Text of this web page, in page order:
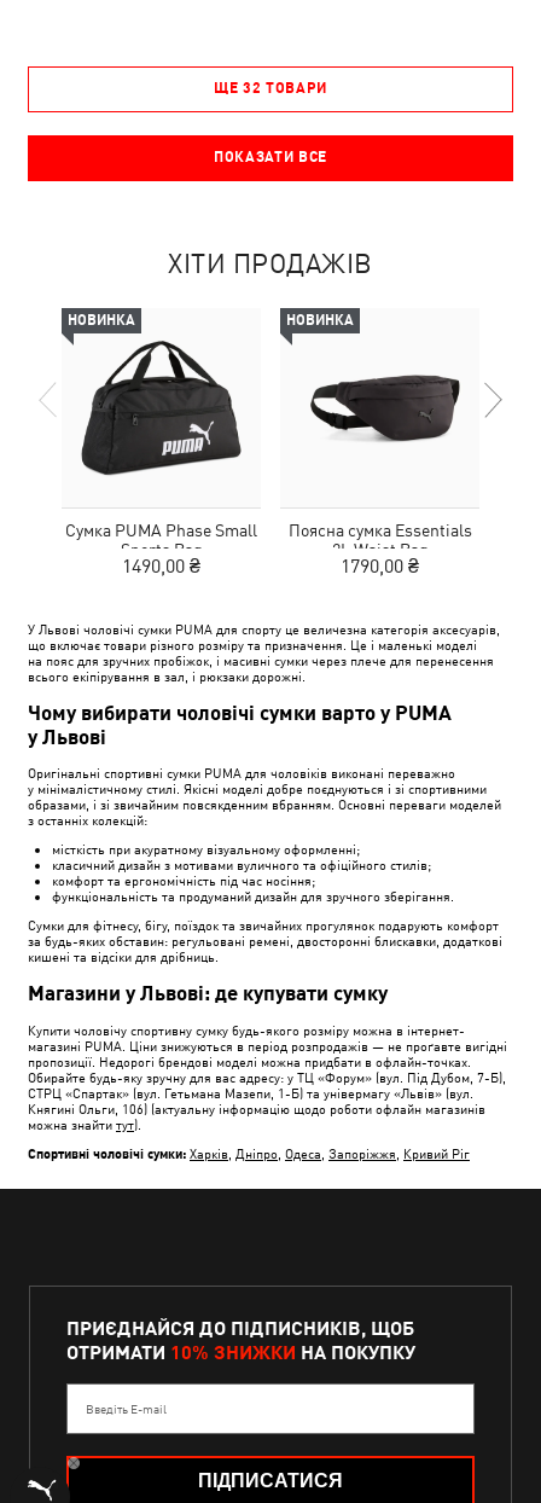
ЩЕ 32 ТОВАРИ
ПОКАЗАТИ ВСЕ
ХІТИ ПРОДАЖІВ
НОВИНКА
Сумка PUMA Phase Small
Sports Bag
1490,00 ₴
НОВИНКА
Поясна сумка Essentials
2L Waist Bag
1790,00 ₴
У Львові чоловічі сумки PUMA для спорту це величезна категорія аксесуарів,
що включає товари різного розміру та призначення. Це і маленькі моделі
на пояс для зручних пробіжок, і масивні сумки через плече для перенесення
всього екіпірування в зал, і рюкзаки дорожні.
Чому вибирати чоловічі сумки варто у PUMA
у Львові
Оригінальні спортивні сумки PUMA для чоловіків виконані переважно
у мінімалістичному стилі. Якісні моделі добре поєднуються і зі спортивними
образами, і зі звичайним повсякденним вбранням. Основні переваги моделей
з останніх колекцій:
місткість при акуратному візуальному оформленні;
класичний дизайн з мотивами вуличного та офіційного стилів;
комфорт та ергономічність під час носіння;
функціональність та продуманий дизайн для зручного зберігання.
Сумки для фітнесу, бігу, поїздок та звичайних прогулянок подарують комфорт
за будь-яких обставин: регульовані ремені, двосторонні блискавки, додаткові
кишені та відсіки для дрібниць.
Магазини у Львові: де купувати сумку
Купити чоловічу спортивну сумку будь-якого розміру можна в інтернет-
магазині PUMA. Ціни знижуються в період розпродажів — не проґавте вигідні
пропозиції. Недорогі брендові моделі можна придбати в офлайн-точках.
Обирайте будь-яку зручну для вас адресу: у ТЦ «Форум» (вул. Під Дубом, 7-Б),
СТРЦ «Спартак» (вул. Гетьмана Мазепи, 1-Б) та універмагу «Львів» (вул.
Княгині Ольги, 106) (актуальну інформацію щодо роботи офлайн магазинів
можна знайти тут).
Спортивні чоловічі сумки: Харків Дніпро Одеса Запоріжжя Кривий Ріг
ПРИЄДНАЙСЯ ДО ПІДПИСНИКІВ, ЩОБ
ОТРИМАТИ 10% ЗНИЖКИ НА ПОКУПКУ
Введіть E-mail
ПІДПИСАТИСЯ